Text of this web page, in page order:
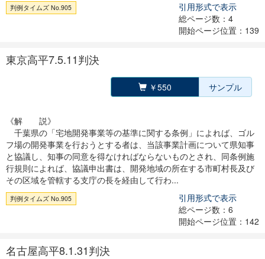
判例タイムズ No.905
引用形式で表示
総ページ数：4
開始ページ位置：139
東京高平7.5.11判決
￥550 サンプル
《解 説》
千葉県の「宅地開発事業等の基準に関する条例」によれば、ゴル
フ場の開発事業を行おうとする者は、当該事業計画について県知事
と協議し、知事の同意を得なければならないものとされ、同条例施
行規則によれば、協議申出書は、開発地域の所在する市町村長及び
その区域を管轄する支庁の長を経由して行わ...
判例タイムズ No.905
引用形式で表示
総ページ数：6
開始ページ位置：142
名古屋高平8.1.31判決